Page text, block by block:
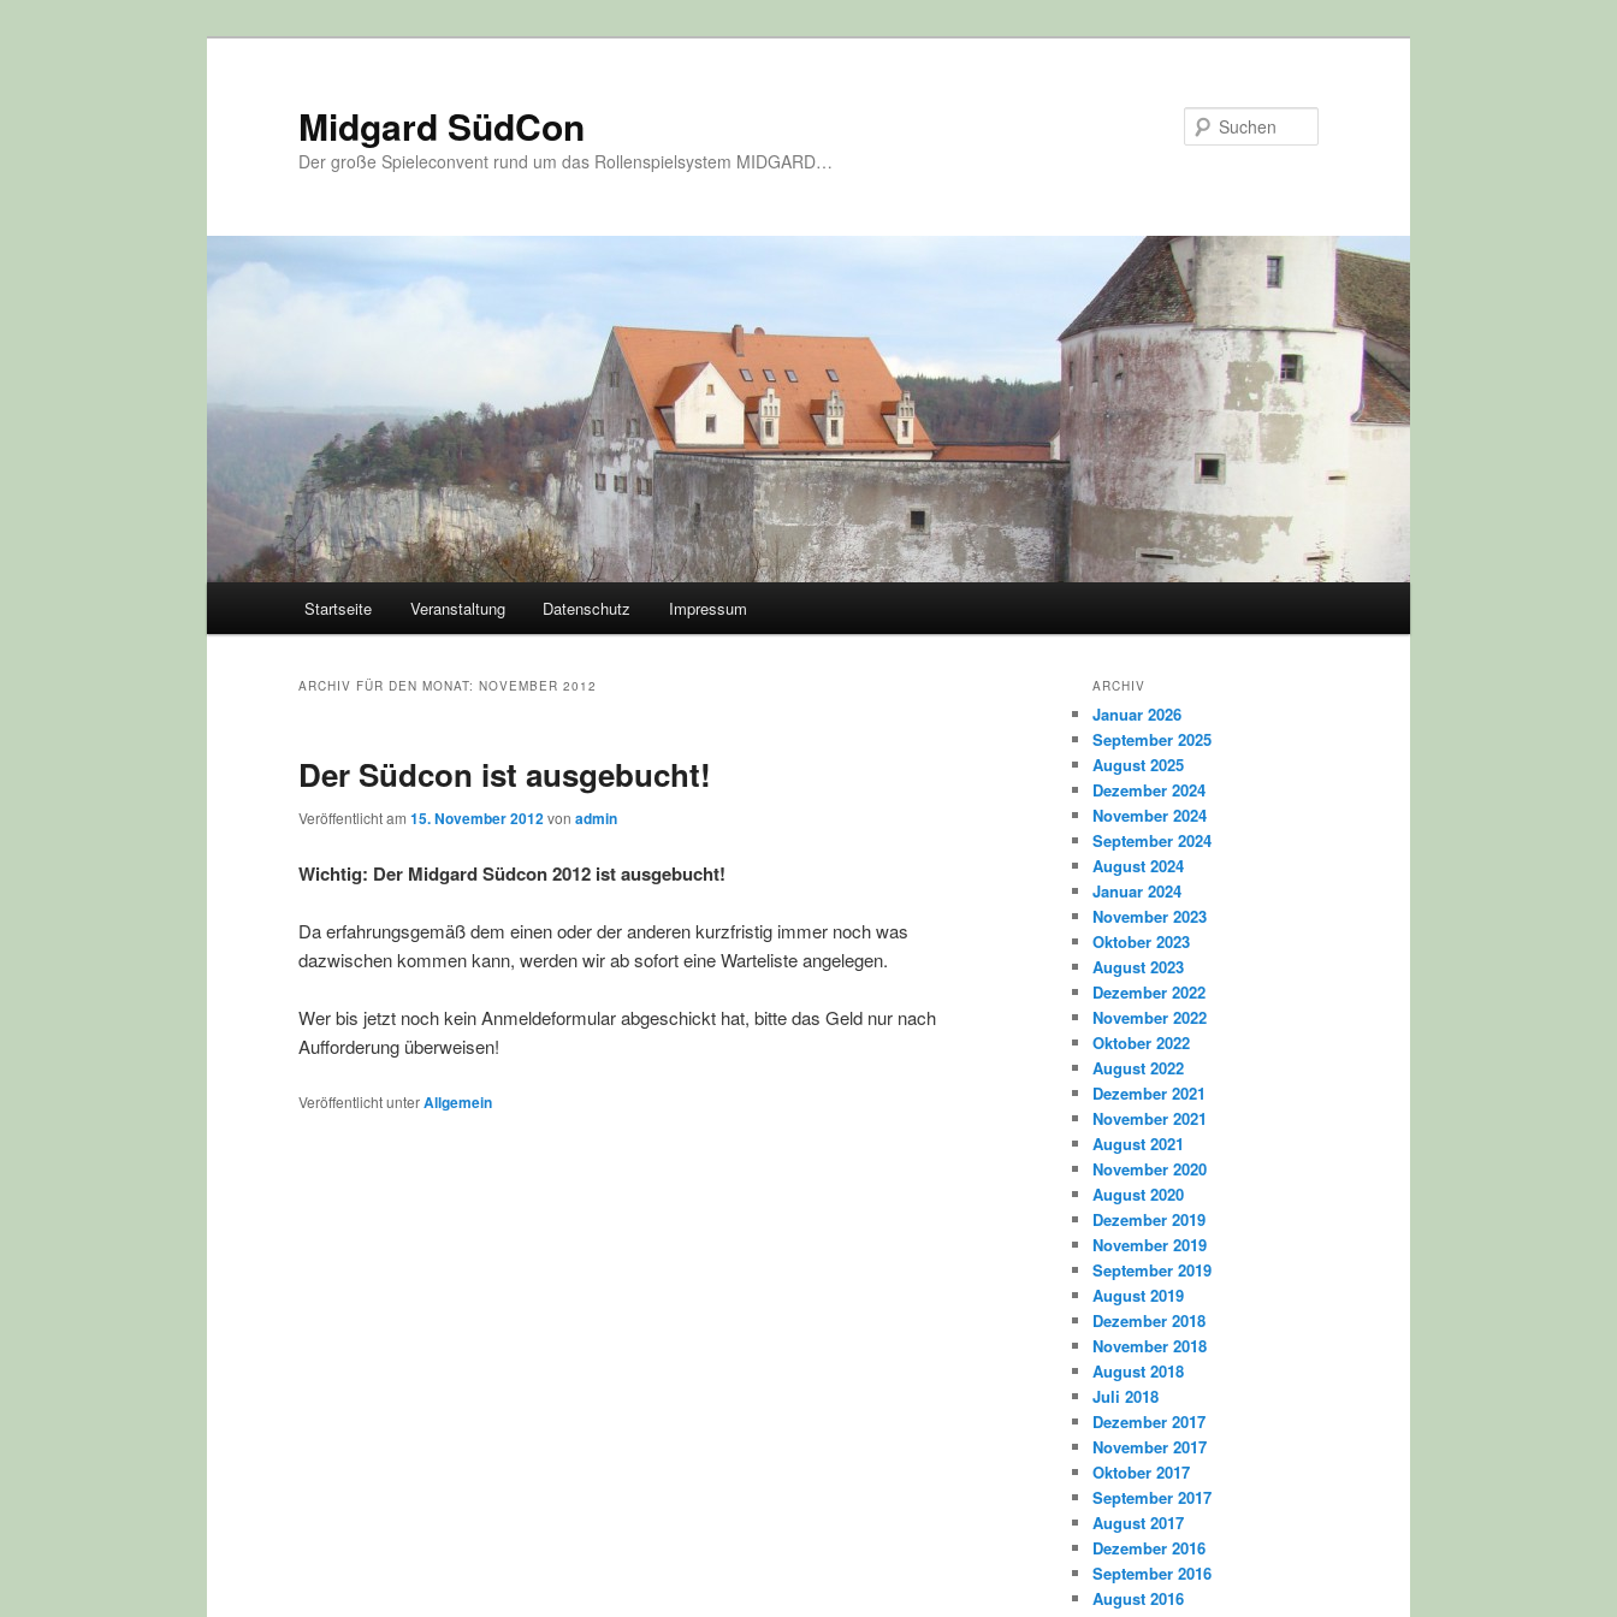
Midgard SüdCon
Der große Spieleconvent rund um das Rollenspielsystem MIDGARD…
Startseite Veranstaltung Datenschutz Impressum
ARCHIV FÜR DEN MONAT: NOVEMBER 2012
Der Südcon ist ausgebucht!
Veröffentlicht am 15. November 2012von admin
Wichtig: Der Midgard Südcon 2012 ist ausgebucht!
Da erfahrungsgemäß dem einen oder der anderen kurzfristig immer noch was
dazwischen kommen kann, werden wir ab sofort eine Warteliste angelegen.
Wer bis jetzt noch kein Anmeldeformular abgeschickt hat, bitte das Geld nur nach
Aufforderung überweisen!
Veröffentlicht unterAllgemein
ARCHIV
Januar 2026
September 2025
August 2025
Dezember 2024
November 2024
September 2024
August 2024
Januar 2024
November 2023
Oktober 2023
August 2023
Dezember 2022
November 2022
Oktober 2022
August 2022
Dezember 2021
November 2021
August 2021
November 2020
August 2020
Dezember 2019
November 2019
September 2019
August 2019
Dezember 2018
November 2018
August 2018
Juli 2018
Dezember 2017
November 2017
Oktober 2017
September 2017
August 2017
Dezember 2016
September 2016
August 2016